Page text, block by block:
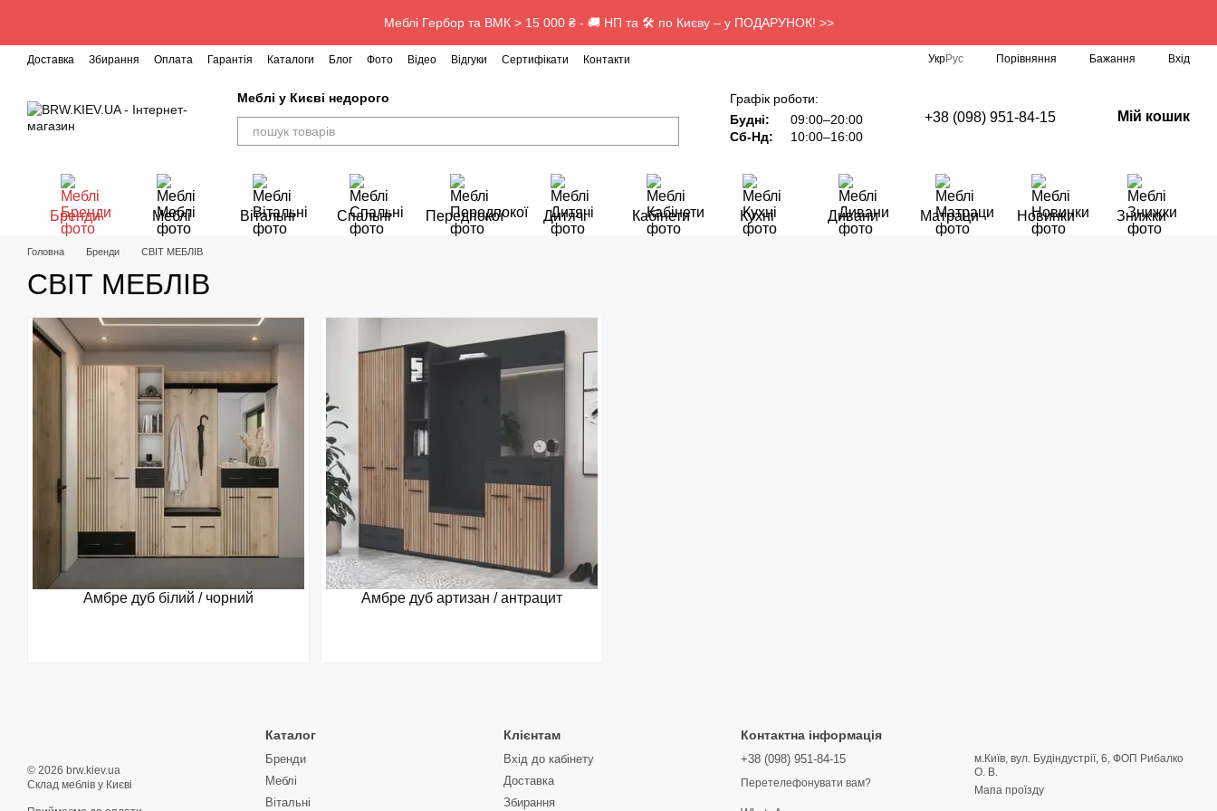
Меблі Гербор та ВМК > 15 000 ₴ - 🚚 НП та 🛠️ по Києву – у ПОДАРУНОК! >>
Доставка Збирання Оплата Гарантія Каталоги Блог Фото Відео Відгуки Сертифікати Контакти УкрРус Порівняння Бажання Вхід
Меблі у Києві недорого
Графік роботи:
Будні:
09:00–20:00
Сб-Нд:
10:00–16:00
+38 (098) 951-84-15 Мій кошик
Бренди Меблі Вітальні Спальні Передпокої Дитячі Кабінети Кухні Дивани Матраци Новинки Знижки
Головна Бренди СВІТ МЕБЛІВ
СВІТ МЕБЛІВ
Амбре дуб білий / чорний Амбре дуб артизан / антрацит
© 2026 brw.kiev.ua
Склад меблів у Києві
Каталог
Бренди
Меблі
Вітальні
Клієнтам
Вхід до кабінету
Доставка
Збирання
Контактна інформація
+38 (098) 951-84-15
Перетелефонувати вам?
м.Київ, вул. Будіндустрії, 6, ФОП Рибалко
О. В.
Мапа проїзду